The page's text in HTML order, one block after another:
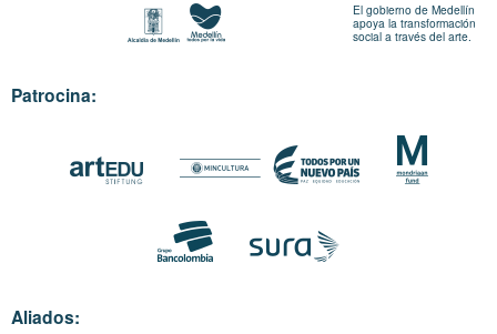
El gobierno de Medellín
apoya la transformación
social a través del arte.
Patrocina:
Aliados: